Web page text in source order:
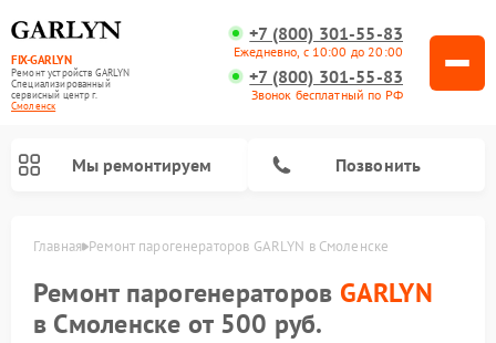
FIX-GARLYN
Ремонт устройств GARLYN
Специализированный
cервисный центр г.
Смоленск
+7 (800) 301-55-83
Ежедневно, с 10:00 до 20:00
+7 (800) 301-55-83
Звонок бесплатный по РФ
Мы ремонтируем Позвонить
Главная Ремонт парогенераторов GARLYN в Смоленске
Ремонт парогенераторов GARLYN
в Смоленске от 500 руб.